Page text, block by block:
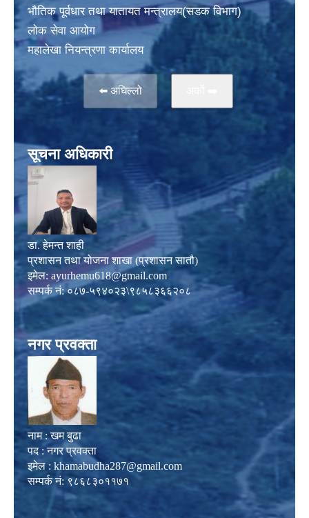
भाैतिक पूर्वधार तथा यातायत मन्त्रालय(सडक विभाग)
लाेक सेवा आयोग
महालेखा नियन्त्रणा कार्यालय
⬅️ अघिल्लो
सूचना अधिकारी
डा. हेमन्त शाही
प्रशासन तथा योजना शाखा (प्रशासन सातौ)
इमेल: ayurhemu618@gmail.com
सम्पर्क नं: ०८७-५९४०२३\९८५८३६६२०८
नगर प्रवक्ता
नाम : खम बुढा
पद : नगर प्रवक्ता
इमेल : khamabudha287@gmail.com
सम्पर्क नं: ९८६८३०११७१